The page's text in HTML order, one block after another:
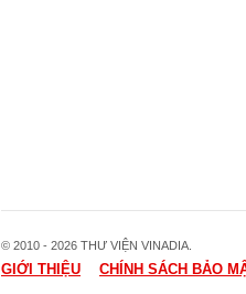
© 2010 - 2026 THƯ VIỆN VINADIA.
GIỚI THIỆU CHÍNH SÁCH BẢO